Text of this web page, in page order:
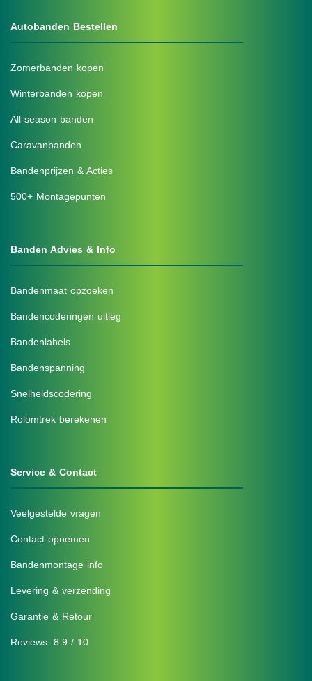
Autobanden Bestellen
Zomerbanden kopen
Winterbanden kopen
All-season banden
Caravanbanden
Bandenprijzen & Acties
500+ Montagepunten
Banden Advies & Info
Bandenmaat opzoeken
Bandencoderingen uitleg
Bandenlabels
Bandenspanning
Snelheidscodering
Rolomtrek berekenen
Service & Contact
Veelgestelde vragen
Contact opnemen
Bandenmontage info
Levering & verzending
Garantie & Retour
Reviews: 8.9 / 10